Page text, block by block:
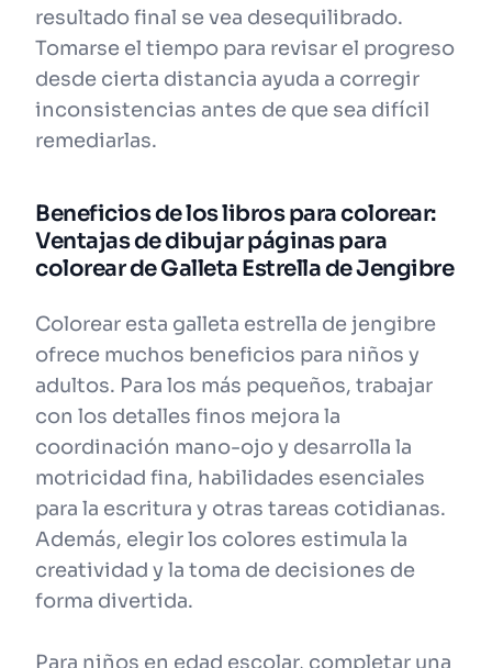
resultado final se vea desequilibrado.
Tomarse el tiempo para revisar el progreso
desde cierta distancia ayuda a corregir
inconsistencias antes de que sea difícil
remediarlas.
Beneficios de los libros para colorear:
Ventajas de dibujar páginas para
colorear de Galleta Estrella de Jengibre
Colorear esta galleta estrella de jengibre
ofrece muchos beneficios para niños y
adultos. Para los más pequeños, trabajar
con los detalles finos mejora la
coordinación mano-ojo y desarrolla la
motricidad fina, habilidades esenciales
para la escritura y otras tareas cotidianas.
Además, elegir los colores estimula la
creatividad y la toma de decisiones de
forma divertida.
Para niños en edad escolar, completar una